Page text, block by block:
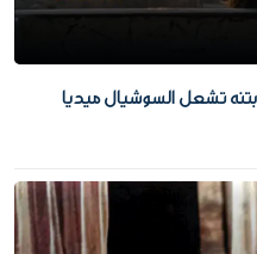
تشعل السوشيال ميديا